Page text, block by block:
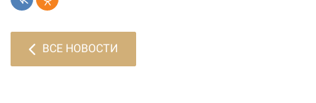
ВСЕ НОВОСТИ